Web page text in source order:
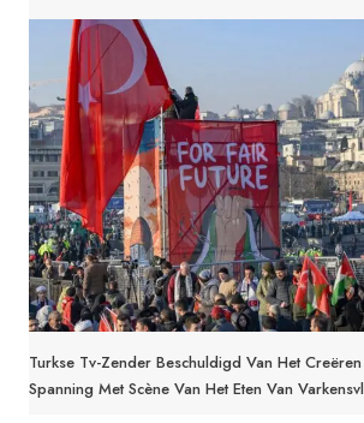
Turkse Tv-Zender Beschuldigd Van Het
Spanning Met Scène Van Het Eten Van